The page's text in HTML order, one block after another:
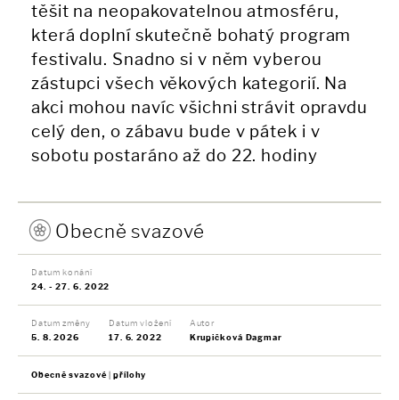
těšit na neopakovatelnou atmosféru,
která doplní skutečně bohatý program
festivalu. Snadno si v něm vyberou
zástupci všech věkových kategorií. Na
akci mohou navíc všichni strávit opravdu
celý den, o zábavu bude v pátek i v
sobotu postaráno až do 22. hodiny
Obecně svazové
Datum konání
24. - 27. 6. 2022
Datum změny
5. 8. 2026
Datum vložení
17. 6. 2022
Autor
Krupičková Dagmar
Obecně svazové přílohy